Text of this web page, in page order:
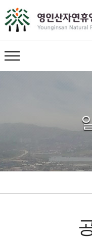
메뉴 열기